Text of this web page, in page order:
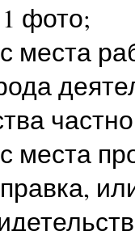
фото;
места
места